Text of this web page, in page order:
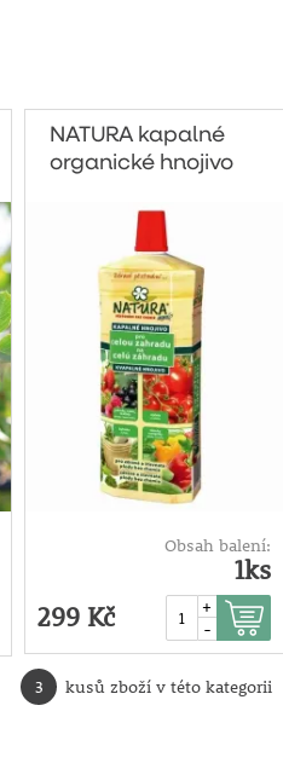
NATURA kapalné
organické hnojivo
Obsah balení:
1ks
299 Kč
+
-
3 kusů zboží v této kategorii